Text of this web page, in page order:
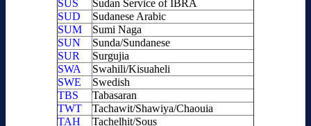
SUS
Sudan Service of IBRA
SUD
Sudanese Arabic
SUM
Sumi Naga
SUN
Sunda/Sundanese
SUR
Surgujia
SWA
Swahili/Kisuaheli
SWE
Swedish
TBS
Tabasaran
TWT
Tachawit/Shawiya/Chaouia
TAH
Tachelhit/Sous